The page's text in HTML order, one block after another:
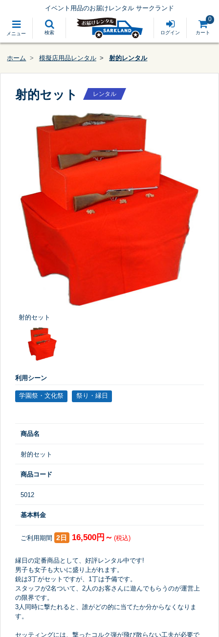
メニュー 検索
イベント用品のお届けレンタル サークランド
ログイン カート
0
ホーム 模擬店用品レンタル 射的レンタル
射的セット レンタル
射的セット
利用シーン
学園祭・文化祭 祭り・縁日
商品名
射的セット
商品コード
5012
基本料金
ご利用期間 2日 16,500円～ (税込)
縁日の定番商品として、好評レンタル中です!
男子も女子も大いに盛り上がれます。
銃は3丁がセットですが、1丁は予備です。
スタッフが2名ついて、2人のお客さんに遊んでもらうのが運営上
の限界です。
3人同時に撃たれると、誰がどの的に当てたか分からなくなりま
す。
セッティングには、撃ったコルク弾が飛び散らない工夫が必要で